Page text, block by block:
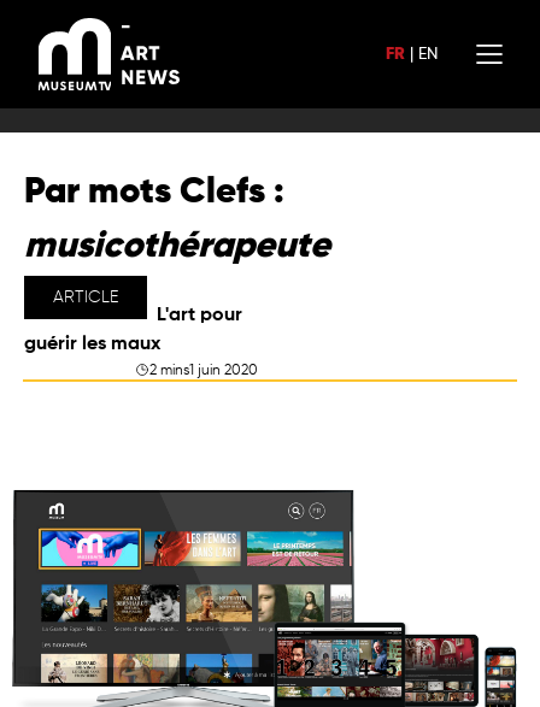
contenu
FR EN
Par mots Clefs :
musicothérapeute
ARTICLE
L'art pour
guérir les maux
2 mins1 juin 2020